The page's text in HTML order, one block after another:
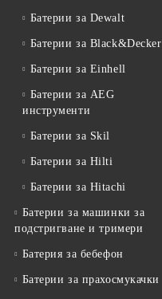
Батерии за Dewalt
Батерии за Black&Decker
Батерии за Einhell
Батерии за AEG
инструменти
Батерии за Skil
Батерии за Hilti
Батерии за Hitachi
Батерии за машинки за
подстригване и тримери
Батерия за бебефон
Батерии за прахосмукачки